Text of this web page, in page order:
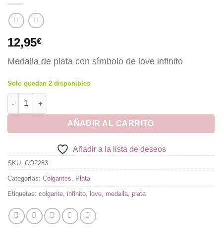
12,95€
Medalla de plata con símbolo de love infinito
Solo quedan 2 disponibles
Medalla de Plata Love Infinito cantidad
AÑADIR AL CARRITO
Añadir a la lista de deseos
SKU: CO2283
Categorías: Colgantes, Plata
Etiquetas: colgante, infinito, love, medalla, plata